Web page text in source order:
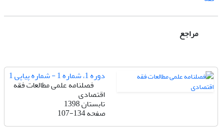
مراجع
دوره 1، شماره 1 - شماره پیاپی 1
فصلنامه علمی مطالعات فقه
اقتصادی
تابستان 1398
صفحه107-134